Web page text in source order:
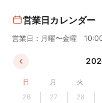
営業日カレンダー
営業日：月曜〜金曜
日 月 火
26
27 28